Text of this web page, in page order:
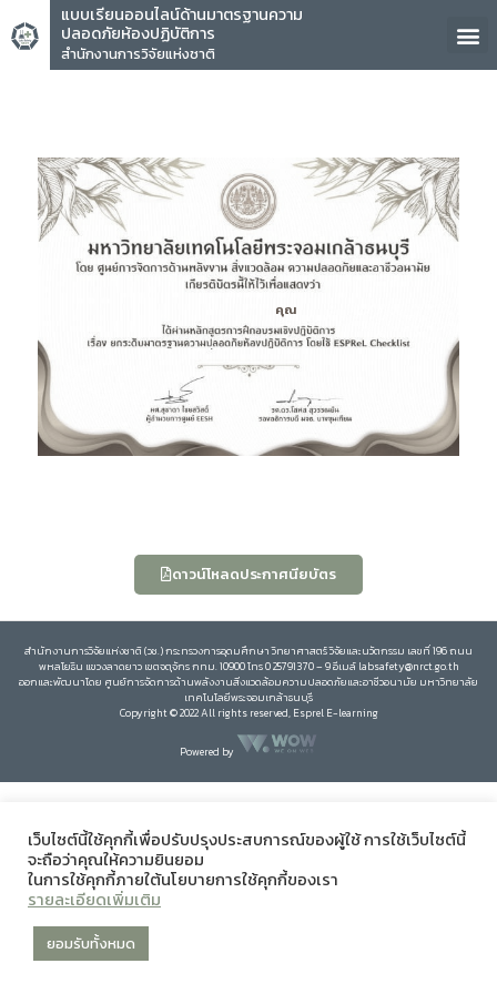
แบบเรียนออนไลน์ด้านมาตรฐานความ
ปลอดภัยห้องปฏิบัติการ
สำนักงานการวิจัยแห่งชาติ
คุณ
ดาวน์โหลดประกาศนียบัตร
สำนักงานการวิจัยแห่งชาติ (วช.) กระทรวงการอุดมศึกษา วิทยาศาสตร์ วิจัยและนวัตกรรม เลขที่ 196 ถนน
พหลโยธิน แขวงลาดยาว เขตจตุจักร กทม. 10900 โทร 0 25791370 – 9 อีเมล์ labsafety@nrct.go.th
ออกและพัฒนาโดย ศูนย์การจัดการด้านพลังงานสิ่งแวดล้อมความปลอดภัยและอาชีวอนามัย มหาวิทยาลัย
เทคโนโลยีพระจอมเกล้าธนบุรี
Copyright © 2022 All rights reserved, Esprel E-learning
Powered by
เว็บไซต์นี้ใช้คุกกี้เพื่อปรับปรุงประสบการณ์ของผู้ใช้ การใช้เว็บไซต์นี้
จะถือว่าคุณให้ความยินยอม
ในการใช้คุกกี้ภายใต้นโยบายการใช้คุกกี้ของเรา
รายละเอียดเพิ่มเติม
ยอมรับทั้งหมด